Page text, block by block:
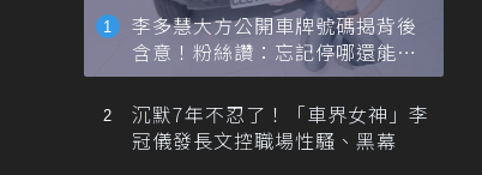
李多慧大方公開車牌號碼揭背後
含意！粉絲讚：忘記停哪還能幫
忙找車
沉默7年不忍了！「車界女神」李
冠儀發長文控職場性騷、黑幕